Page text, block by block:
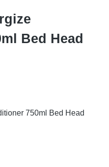
Bed Head